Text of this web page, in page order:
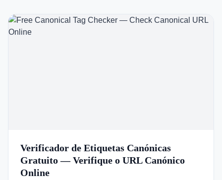
Verificador de Etiquetas Canónicas
Gratuito — Verifique o URL Canónico
Online